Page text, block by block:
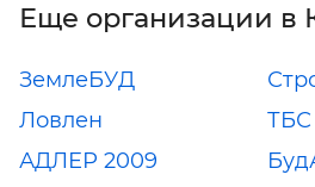
Еще организации в
ЗемлеБУД
Ловлен
ТБС
АДЛЕР 2009